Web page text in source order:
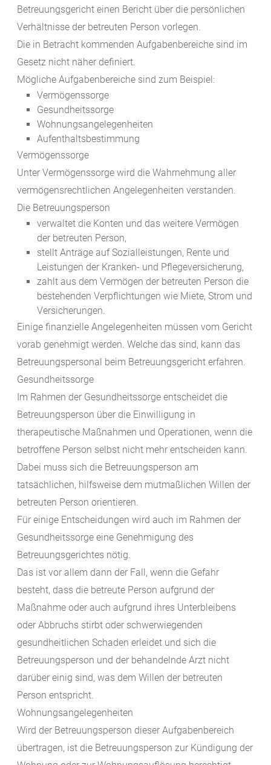
Betreuungsgericht einen Bericht über die persönlichen
Verhältnisse der betreuten Person vorlegen.
Die in Betracht kommenden Aufgabenbereiche sind im
Gesetz nicht näher definiert.
Mögliche Aufgabenbereiche sind zum Beispiel:
Vermögenssorge
Gesundheitssorge
Wohnungsangelegenheiten
Aufenthaltsbestimmung
Vermögenssorge
Unter Vermögenssorge wird die Wahrnehmung aller
vermögensrechtlichen Angelegenheiten verstanden.
Die Betreuungsperson
verwaltet die Konten und das weitere Vermögen
der betreuten Person,
stellt Anträge auf Sozialleistungen, Rente und
Leistungen der Kranken- und Pflegeversicherung,
zahlt aus dem Vermögen der betreuten Person die
bestehenden Verpflichtungen wie Miete, Strom und
Versicherungen.
Einige finanzielle Angelegenheiten müssen vom Gericht
vorab genehmigt werden. Welche das sind, kann das
Betreuungspersonal beim Betreuungsgericht erfahren.
Gesundheitssorge
Im Rahmen der Gesundheitssorge entscheidet die
Betreuungsperson über die Einwilligung in
therapeutische Maßnahmen und Operationen, wenn die
betroffene Person selbst nicht mehr entscheiden kann.
Dabei muss sich die Betreuungsperson am
tatsächlichen, hilfsweise dem mutmaßlichen Willen der
betreuten Person orientieren.
Für einige Entscheidungen wird auch im Rahmen der
Gesundheitssorge eine Genehmigung des
Betreuungsgerichtes nötig.
Das ist vor allem dann der Fall, wenn die Gefahr
besteht, dass die betreute Person aufgrund der
Maßnahme oder auch aufgrund ihres Unterbleibens
oder Abbruchs stirbt oder schwerwiegenden
gesundheitlichen Schaden erleidet und sich die
Betreuungsperson und der behandelnde Arzt nicht
darüber einig sind, was dem Willen der betreuten
Person entspricht.
Wohnungsangelegenheiten
Wird der Betreuungsperson dieser Aufgabenbereich
übertragen, ist die Betreuungsperson zur Kündigung der